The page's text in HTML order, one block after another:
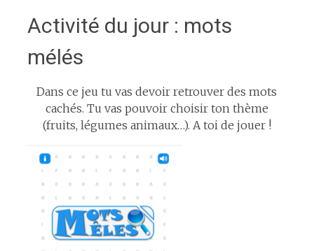
Activité du jour : mots
mélés
Dans ce jeu tu vas devoir retrouver des mots
cachés. Tu vas pouvoir choisir ton thème
(fruits, légumes animaux…). A toi de jouer !